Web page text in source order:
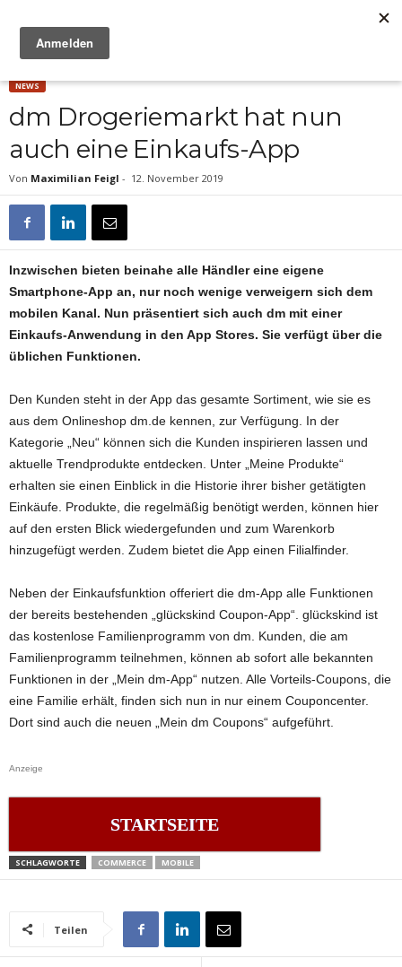
NEWS
dm Drogeriemarkt hat nun
auch eine Einkaufs-App
Von Maximilian Feigl - 12. November 2019
Inzwischen bieten beinahe alle Händler eine eigene
Smartphone-App an, nur noch wenige verweigern sich dem
mobilen Kanal. Nun präsentiert sich auch dm mit einer
Einkaufs-Anwendung in den App Stores. Sie verfügt über die
üblichen Funktionen.
Den Kunden steht in der App das gesamte Sortiment, wie sie es
aus dem Onlineshop dm.de kennen, zur Verfügung. In der
Kategorie „Neu“ können sich die Kunden inspirieren lassen und
aktuelle Trendprodukte entdecken. Unter „Meine Produkte“
erhalten sie einen Einblick in die Historie ihrer bisher getätigten
Einkäufe. Produkte, die regelmäßig benötigt werden, können hier
auf den ersten Blick wiedergefunden und zum Warenkorb
hinzugefügt werden. Zudem bietet die App einen Filialfinder.
Neben der Einkaufsfunktion offeriert die dm-App alle Funktionen
der bereits bestehenden „glückskind Coupon-App“. glückskind ist
das kostenlose Familienprogramm von dm. Kunden, die am
Familienprogramm teilnehmen, können ab sofort alle bekannten
Funktionen in der „Mein dm-App“ nutzen. Alle Vorteils-Coupons, die
eine Familie erhält, finden sich nun in nur einem Couponcenter.
Dort sind auch die neuen „Mein dm Coupons“ aufgeführt.
Anzeige
STARTSEITE
SCHLAGWORTE COMMERCE MOBILE
Teilen